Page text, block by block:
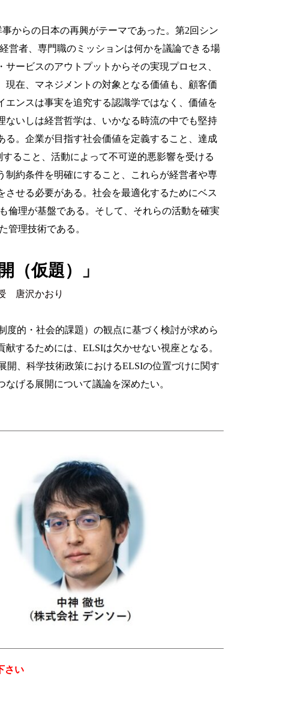
からの日本の再興がテーマであった。第2回シン
営者、専門職のミッションは何かを議論できる場
ービスのアウトプットからその実現プロセス、
在、マネジメントの対象となる価値も、顧客価
ンスは事実を追究する認識学ではなく、価値を
いしは経営哲学は、いかなる時流の中でも堅持
。企業が目指す社会価値を定義すること、達成
ること、活動によって不可逆的悪影響を受ける
約条件を明確にすること、これらが経営者や専
せる必要がある。社会を最適化するためにベス
倫理が基盤である。そして、それらの活動を確実
管理技術である。
（仮題）」
唐沢かおり
度的・社会的課題）の観点に基づく検討が求めら
するためには、ELSIは欠かせない視座となる。
開、科学技術政策におけるELSIの位置づけに関す
げる展開について議論を深めたい。
さい